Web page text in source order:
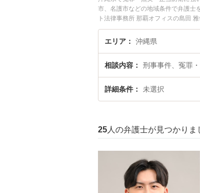
市、名護市などの地域条件で弁護士
ト法律事務所 那覇オフィスの島田
士費用、強みなどが注目されていま
決の実績豊富な近くの弁護士を検
エリア 沖縄県
相談内容 刑事事件、冤罪
詳細条件 未選択
25 人の弁護士が見つかりま